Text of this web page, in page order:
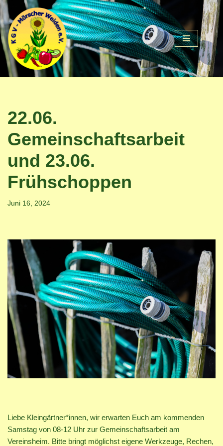
Zum
Inhalt
springen
22.06.
Gemeinschaftsarbeit
und 23.06.
Frühschoppen
Juni 16, 2024
Liebe Kleingärtner*innen, wir erwarten Euch am kommenden
Samstag von 08-12 Uhr zur Gemeinschaftsarbeit am
Vereinsheim. Bitte bringt möglichst eigene Werkzeuge, Rechen,